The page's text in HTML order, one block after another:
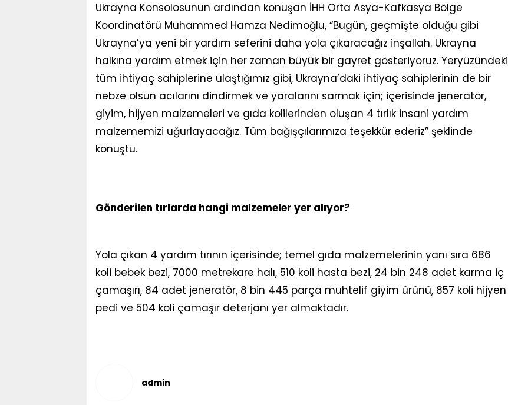
Ukrayna Konsolosunun ardından konuşan İHH Orta Asya-Kafkasya Bölge
Koordinatörü Muhammed Hamza Nedimoğlu, “Bugün, geçmişte olduğu gibi
Ukrayna’ya yeni bir yardım seferini daha yola çıkaracağız inşallah. Ukrayna
halkına yardım etmek için her zaman büyük bir gayret gösteriyoruz. Yeryüzündeki
tüm ihtiyaç sahiplerine ulaştığımız gibi, Ukrayna’daki ihtiyaç sahiplerinin de bir
nebze olsun acılarını dindirmek ve yaralarını sarmak için; içerisinde jeneratör,
giyim, hijyen malzemeleri ve gıda kolilerinden oluşan 4 tırlık insani yardım
malzememizi uğurlayacağız. Tüm bağışçılarımıza teşekkür ederiz” şeklinde
konuştu.
Gönderilen tırlarda hangi malzemeler yer alıyor?
Yola çıkan 4 yardım tırının içerisinde; temel gıda malzemelerinin yanı sıra 686
koli bebek bezi, 7000 metrekare halı, 510 koli hasta bezi, 24 bin 248 adet karma iç
çamaşırı, 84 adet jeneratör, 8 bin 445 parça muhtelif giyim ürünü, 857 koli hijyen
pedi ve 504 koli çamaşır deterjanı yer almaktadır.
admin